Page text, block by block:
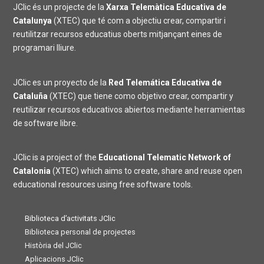
JClic és un projecte de la Xarxa Telemàtica Educativa de
Catalunya (XTEC) que té com a objectiu crear, compartir i
reutilitzar recursos educatius oberts mitjançant eines de
programari lliure.
JClic es un proyecto de la Red Telemática Educativa de
Cataluña (XTEC) que tiene como objetivo crear, compartir y
reutilizar recursos educativos abiertos mediante herramientas
de software libre.
JClic is a project of the Educational Telematic Network of
Catalonia (XTEC) which aims to create, share and reuse open
educational resources using free software tools.
Biblioteca d’activitats JClic
Biblioteca personal de projectes
Història del JClic
Aplicacions JClic